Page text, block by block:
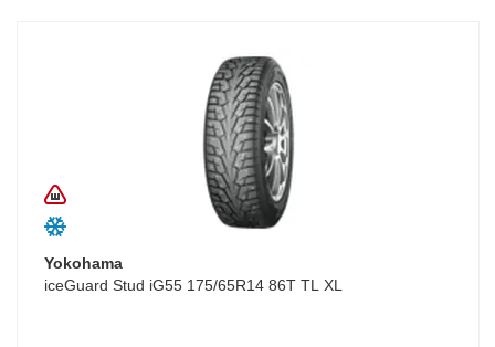
Yokohama
iceGuard Stud iG55 175/65R14 86T TL XL